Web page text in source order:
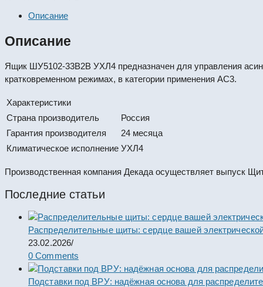
Описание
Описание
Ящик ШУ5102-33В2В УХЛ4 предназначен для управления
кратковременном режимах, в категории применения АС3.
Характеристики
Страна производитель
Россия
Гарантия производителя
24 месяца
Климатическое исполнение УХЛ4
Производственная компания Декада осуществляет выпуск
Последние статьи
Распределительные щиты: сердце вашей
23.02.2026/
0 Comments
Подставки под ВРУ: надёжная основа для